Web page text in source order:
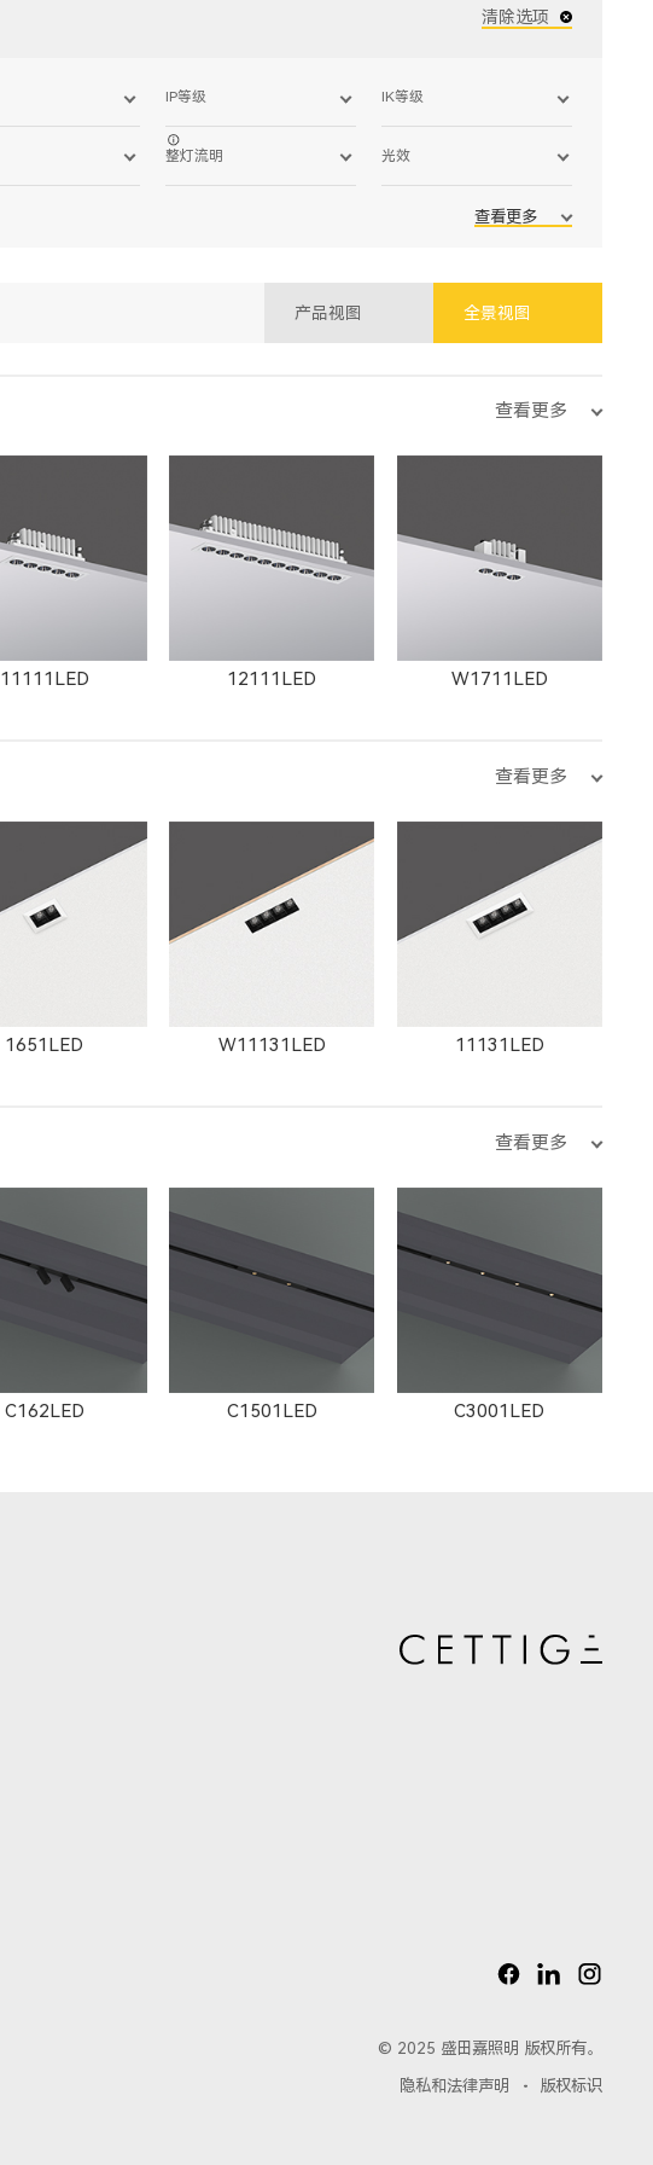
清除选项
IP等级 IK等级
整灯流明 光效
查看更多
产品视图 全景视图
查看更多
11111LED 12111LED W1711LED
11181LED 12181LED
查看更多
1651LED W11131LED 11131LED
查看更多
C162LED C1501LED C3001LED
© 2025 盛田嘉照明 版权所有。
隐私和法律声明 版权标识